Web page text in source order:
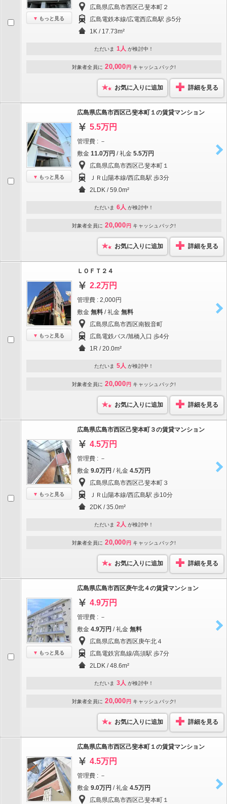
もっと見る
広島県広島市西区己斐本町２
広島電鉄本線/広電西広島駅 歩5分
1K / 17.73m²
ただいま 1人 が検討中！
対象者全員に 20,000 円 キャッシュバック!
お気に入りに追加 詳細を見る
もっと見る
広島県広島市西区己斐本町１の賃貸マンション
5.5万円
管理費 : －
敷金 11.0万円 / 礼金 5.5万円
広島県広島市西区己斐本町１
ＪＲ山陽本線/西広島駅 歩3分
2LDK / 59.0m²
ただいま 6人 が検討中！
対象者全員に 20,000 円 キャッシュバック!
お気に入りに追加 詳細を見る
もっと見る
ＬＯＦＴ２４
2.2万円
管理費 : 2,000円
敷金 無料 / 礼金 無料
広島県広島市西区南観音町
広島電鉄バス/旭橋入口 歩4分
1R / 20.0m²
ただいま 5人 が検討中！
対象者全員に 20,000 円 キャッシュバック!
お気に入りに追加 詳細を見る
もっと見る
広島県広島市西区己斐本町３の賃貸マンション
4.5万円
管理費 : －
敷金 9.0万円 / 礼金 4.5万円
広島県広島市西区己斐本町３
ＪＲ山陽本線/西広島駅 歩10分
2DK / 35.0m²
ただいま 2人 が検討中！
対象者全員に 20,000 円 キャッシュバック!
お気に入りに追加 詳細を見る
もっと見る
広島県広島市西区庚午北４の賃貸マンション
4.9万円
管理費 : －
敷金 4.9万円 / 礼金 無料
広島県広島市西区庚午北４
広島電鉄宮島線/高須駅 歩7分
2LDK / 48.6m²
ただいま 3人 が検討中！
対象者全員に 20,000 円 キャッシュバック!
お気に入りに追加 詳細を見る
広島県広島市西区己斐本町１の賃貸マンション
4.5万円
管理費 : －
敷金 9.0万円 / 礼金 4.5万円
広島県広島市西区己斐本町１